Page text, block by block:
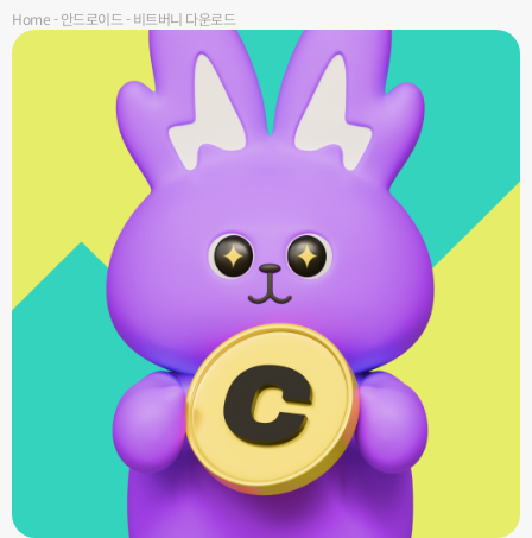
Home-안드로이드-비트버니 다운로드